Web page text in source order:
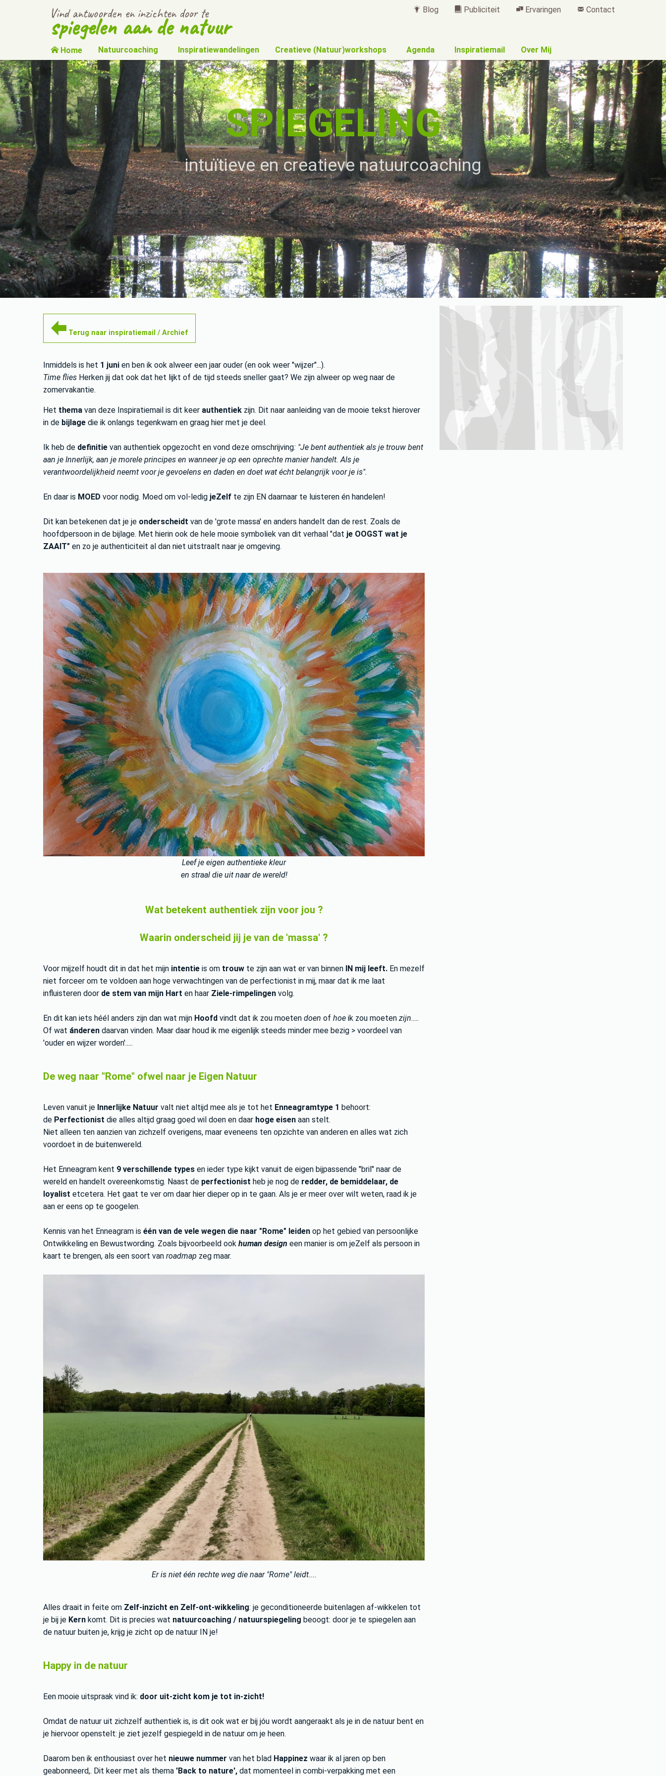
Vind antwoorden en inzichten door te
spiegelen aan de natuur
Blog Publiciteit Ervaringen Contact
Home Natuurcoaching Inspiratiewandelingen Creatieve (Natuur)workshops Agenda Inspiratiemail Over Mij
SPIEGELING
intuïtieve en creatieve natuurcoaching
Terug naar inspiratiemail / Archief
Inmiddels is het 1 juni en ben ik ook alweer een jaar ouder (en ook weer "wijzer"...).
Time flies Herken jij dat ook dat het lijkt of de tijd steeds sneller gaat? We zijn alweer op weg naar de
zomervakantie.
Het thema van deze Inspiratiemail is dit keer authentiek zijn. Dit naar aanleiding van de mooie tekst hierover
in de bijlage die ik onlangs tegenkwam en graag hier met je deel.
Ik heb de definitie van authentiek opgezocht en vond deze omschrijving: "Je bent authentiek als je trouw bent
aan je Innerlijk, aan je morele principes en wanneer je op een oprechte manier handelt. Als je
verantwoordelijkheid neemt voor je gevoelens en daden en doet wat écht belangrijk voor je is".
En daar is MOED voor nodig. Moed om vol-ledig jeZelf te zijn EN daarnaar te luisteren én handelen!
Dit kan betekenen dat je je onderscheidt van de 'grote massa' en anders handelt dan de rest. Zoals de
hoofdpersoon in de bijlage. Met hierin ook de hele mooie symboliek van dit verhaal "dat je OOGST wat je
ZAAIT" en zo je authenticiteit al dan niet uitstraalt naar je omgeving.
Leef je eigen authentieke kleur
en straal die uit naar de wereld!
Wat betekent authentiekzijn voor jou ?
Waarin onderscheid jij je van de 'massa' ?
Voor mijzelf houdt dit in dat het mijn intentie is om trouw te zijn aan wat er van binnen IN mij leeft. En mezelf
niet forceer om te voldoen aan hoge verwachtingen van de perfectionist in mij, maar dat ik me laat
influisteren door de stem van mijn Hart en haar Ziele-rimpelingen volg.
En dit kan iets héél anders zijn dan wat mijn Hoofd vindt dat ik zou moeten doen of hoe ik zou moeten zijn.....
Of wat ánderen daarvan vinden. Maar daar houd ik me eigenlijk steeds minder mee bezig > voordeel van
'ouder en wijzer worden'.....
De weg naar "Rome" ofwel naar je Eigen Natuur
Leven vanuit je Innerlijke Natuur valt niet altijd mee als je tot het Enneagramtype 1 behoort:
de Perfectionist die alles altijd graag goed wil doen en daar hoge eisen aan stelt.
Niet alleen ten aanzien van zichzelf overigens, maar eveneens ten opzichte van anderen en alles wat zich
voordoet in de buitenwereld.
Het Enneagram kent 9 verschillende types en ieder type kijkt vanuit de eigen bijpassende "bril" naar de
wereld en handelt overeenkomstig. Naast de perfectionist heb je nog de redder, de bemiddelaar, de
loyalist etcetera. Het gaat te ver om daar hier dieper op in te gaan. Als je er meer over wilt weten, raad ik je
aan er eens op te googelen.
Kennis van het Enneagram is één van de vele wegen die naar "Rome" leiden op het gebied van persoonlijke
Ontwikkeling en Bewustwording. Zoals bijvoorbeeld ook human design een manier is om jeZelf als persoon in
kaart te brengen, als een soort van roadmap zeg maar.
Er is niet één rechte weg die naar "Rome" leidt....
Alles draait in feite om Zelf-inzicht en Zelf-ont-wikkeling: je geconditioneerde buitenlagen af-wikkelen tot
je bij je Kern komt. Dit is precies wat natuurcoaching / natuurspiegeling beoogt: door je te spiegelen aan
de natuur buiten je, krijg je zicht op de natuur IN je!
Happy in de natuur
Een mooie uitspraak vind ik: door uit-zicht kom je tot in-zicht!
Omdat de natuur uit zichzelf authentiek is, is dit ook wat er bij jóu wordt aangeraakt als je in de natuur bent en
je hiervoor openstelt: je ziet jezelf gespiegeld in de natuur om je heen.
Daarom ben ik enthousiast over het nieuwe nummer van het blad Happinez waar ik al jaren op ben
geabonneerd,. Dit keer met als thema 'Back to nature', dat momenteel in combi-verpakking met een